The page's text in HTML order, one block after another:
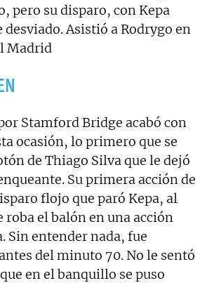
pero su disparo, con Kepa
desviado. Asistió a Rodrygo en
Madrid
Stamford Bridge acabó con
ocasión, lo primero que se
de Thiago Silva que le dejó
Su primera acción de
flojo que paró Kepa, al
roba el balón en una acción
Sin entender nada, fue
del minuto 70. No le sentó
en el banquillo se puso